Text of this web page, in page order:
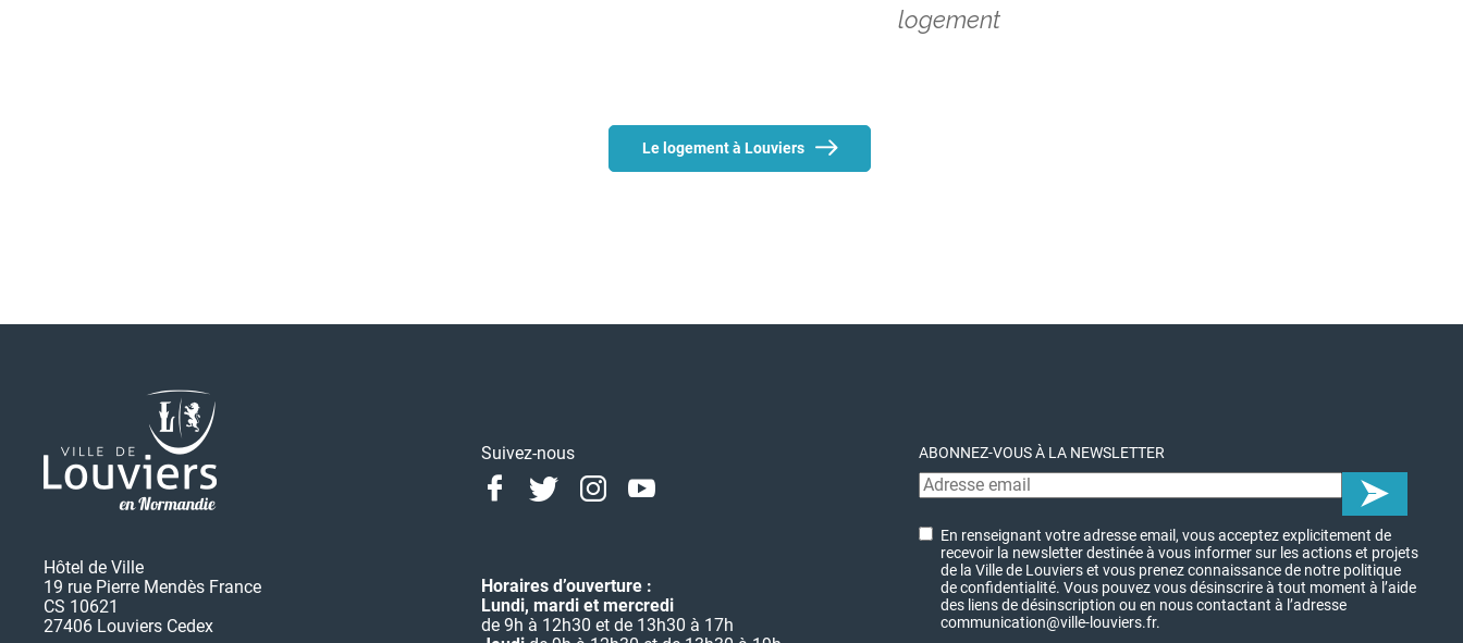
logement
Le logement à Louviers
Hôtel de Ville
19 rue Pierre Mendès France
CS 10621
27406 Louviers Cedex
Suivez-nous
FacebookTwitterInstagramYoutube
Horaires d’ouverture :
Lundi, mardi et mercredi
de 9h à 12h30 et de 13h30 à 17h
ABONNEZ-VOUS À LA NEWSLETTER
En renseignant votre adresse email, vous acceptez explicitement de
recevoir la newsletter destinée à vous informer sur les actions et projets
de la Ville de Louviers et vous prenez connaissance de notre politique
de confidentialité. Vous pouvez vous désinscrire à tout moment à l’aide
des liens de désinscription ou en nous contactant à l’adresse
communication@ville-louviers.fr.